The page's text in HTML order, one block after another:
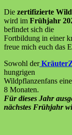
Die zertifizierte
wird im Frühjahr
befindet sich die
Fortbildung in einer
freue mich euch das
Sowohl der
hungrigen
Wildpflanzenfans
8 Monaten.
Für dieses Jahr
nächstes Frühjahr